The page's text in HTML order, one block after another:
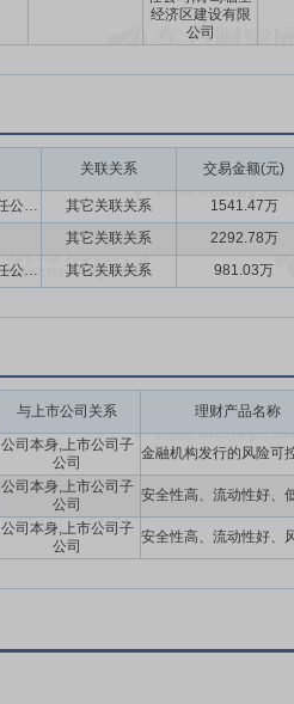
经济区建设有限
公司
关联关系 交易金额(元)
青岛城市建设投资(集团)有限责任公司及其子公司 其它关联关系
1541.47万
其它关联关系
2292.78万
青岛城市建设投资(集团)有限责任公司及其子公司 其它关联关系 981.03万
与上市公司关系 理财产品名称
公司本身,上市公司子
公司
公司本身,上市公司子
公司
公司本身,上市公司子
公司